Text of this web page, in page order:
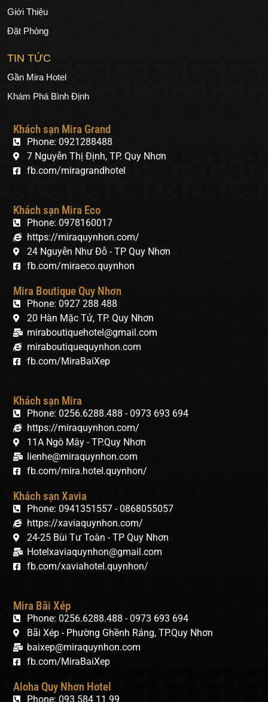
Giới Thiệu
Đặt Phòng
TIN TỨC
Gần Mira Hotel
Khám Phá Bình Định
Khách sạn Mira Grand
Phone: 0921288488
7 Nguyễn Thị Định, TP. Quy Nhơn
fb.com/miragrandhotel
Khách sạn Mira Eco
Phone: 0978160017
https://miraquynhon.com/
24 Nguyễn Như Đỗ - TP Quy Nhơn
fb.com/miraeco.quynhon
Mira Boutique Quy Nhơn
Phone: 0927 288 488
20 Hàn Mặc Tử, TP. Quy Nhơn
miraboutiquehotel@gmail.com
miraboutiquequynhon.com
fb.com/MiraBaiXep
Khách sạn Mira
Phone: 0256.6288.488 - 0973 693 694
https://miraquynhon.com/
11A Ngô Mây - TP.Quy Nhơn
lienhe@miraquynhon.com
fb.com/mira.hotel.quynhon/
Khách sạn Xavia
Phone: 0941351557 - 0868055057
https://xaviaquynhon.com/
24-25 Bùi Tư Toàn - TP Quy Nhơn
Hotelxaviaquynhon@gmail.com
fb.com/xaviahotel.quynhon/
Mira Bãi Xép
Phone: 0256.6288.488 - 0973 693 694
Bãi Xép - Phường Ghềnh Ráng, TP.Quy Nhơn
baixep@miraquynhon.com
fb.com/MiraBaiXep
Aloha Quy Nhơn Hotel
Phone: 093 584 11 99